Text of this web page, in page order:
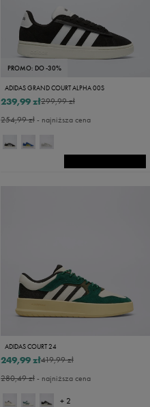
PROMO: DO -30%
ADIDAS GRAND COURT ALPHA 00S
299,99 zł
239,99 zł
254,99 zł- najniższa cena
ADIDAS COURT 24
419,99 zł
249,99 zł
280,49 zł- najniższa cena
+ 2